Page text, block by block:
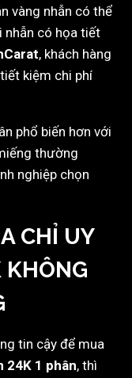
vàng nhẫn có thể
nhẫn có họa tiết
, khách hàng
kiệm chi phí
phổ biến hơn với
thường
nghiệp chọn
CHỈ UY
KHÔNG
tin cậy để mua
24K 1 phân, thì